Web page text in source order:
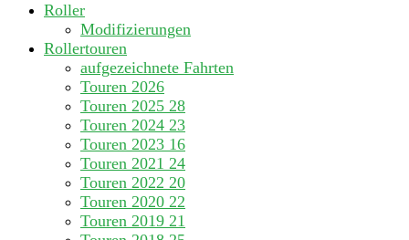
Roller
Modifizierungen
Rollertouren
aufgezeichnete Fahrten
Touren 2026
Touren 2025 28
Touren 2024 23
Touren 2023 16
Touren 2021 24
Touren 2022 20
Touren 2020 22
Touren 2019 21